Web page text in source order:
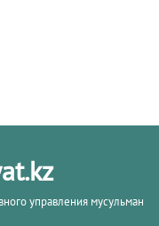
управления мусульман